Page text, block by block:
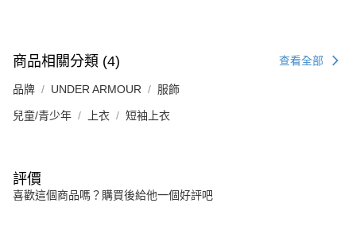
商品相關分類 (4) 查看全部
品牌 UNDER ARMOUR 服飾
兒童/青少年 上衣 短袖上衣
評價
喜歡這個商品嗎？購買後給他一個好評吧